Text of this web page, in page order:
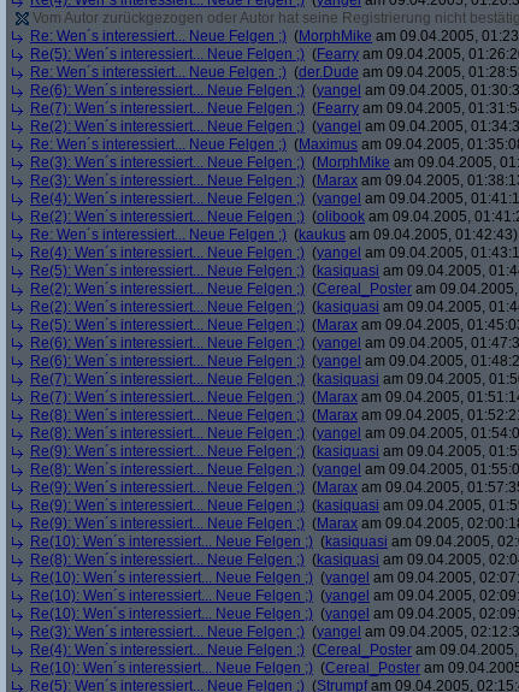
Vom Autor zurückgezogen oder Autor hat seine Registrierung nicht
Re: Wen´s interessiert... Neue Felgen ;) (MorphMike am 09.04.2005,
Re(5): Wen´s interessiert... Neue Felgen ;) (Fearry am 09.04.2005,
Re: Wen´s interessiert... Neue Felgen ;) (der.Dude am 09.04.2005,
Re(6): Wen´s interessiert... Neue Felgen ;) (yangel am 09.04.2005,
Re(7): Wen´s interessiert... Neue Felgen ;) (Fearry am 09.04.2005,
Re(2): Wen´s interessiert... Neue Felgen ;) (yangel am 09.04.2005,
Re: Wen´s interessiert... Neue Felgen ;) (Maximus am 09.04.2005,
Re(3): Wen´s interessiert... Neue Felgen ;) (MorphMike am 09.04.2005,
Re(3): Wen´s interessiert... Neue Felgen ;) (Marax am 09.04.2005,
Re(4): Wen´s interessiert... Neue Felgen ;) (yangel am 09.04.2005,
Re(2): Wen´s interessiert... Neue Felgen ;) (olibook am 09.04.2005,
Re: Wen´s interessiert... Neue Felgen ;) (kaukus am 09.04.2005, 01:42:43)
Re(4): Wen´s interessiert... Neue Felgen ;) (yangel am 09.04.2005,
Re(5): Wen´s interessiert... Neue Felgen ;) (kasiquasi am 09.04.2005,
Re(2): Wen´s interessiert... Neue Felgen ;) (Cereal_Poster am
Re(2): Wen´s interessiert... Neue Felgen ;) (kasiquasi am 09.04.2005,
Re(5): Wen´s interessiert... Neue Felgen ;) (Marax am 09.04.2005,
Re(6): Wen´s interessiert... Neue Felgen ;) (yangel am 09.04.2005,
Re(6): Wen´s interessiert... Neue Felgen ;) (yangel am 09.04.2005,
Re(7): Wen´s interessiert... Neue Felgen ;) (kasiquasi am 09.04.2005,
Re(7): Wen´s interessiert... Neue Felgen ;) (Marax am 09.04.2005,
Re(8): Wen´s interessiert... Neue Felgen ;) (Marax am 09.04.2005,
Re(8): Wen´s interessiert... Neue Felgen ;) (yangel am 09.04.2005,
Re(9): Wen´s interessiert... Neue Felgen ;) (kasiquasi am 09.04.2005,
Re(8): Wen´s interessiert... Neue Felgen ;) (yangel am 09.04.2005,
Re(9): Wen´s interessiert... Neue Felgen ;) (Marax am 09.04.2005,
Re(9): Wen´s interessiert... Neue Felgen ;) (kasiquasi am 09.04.2005,
Re(9): Wen´s interessiert... Neue Felgen ;) (Marax am 09.04.2005,
Re(10): Wen´s interessiert... Neue Felgen ;) (kasiquasi am 09.04.2005,
Re(8): Wen´s interessiert... Neue Felgen ;) (kasiquasi am 09.04.2005,
Re(10): Wen´s interessiert... Neue Felgen ;) (yangel am 09.04.2005,
Re(10): Wen´s interessiert... Neue Felgen ;) (yangel am 09.04.2005,
Re(10): Wen´s interessiert... Neue Felgen ;) (yangel am 09.04.2005,
Re(3): Wen´s interessiert... Neue Felgen ;) (yangel am 09.04.2005,
Re(4): Wen´s interessiert... Neue Felgen ;) (Cereal_Poster am
Re(10): Wen´s interessiert... Neue Felgen ;) (Cereal_Poster am
Re(5): Wen´s interessiert... Neue Felgen ;) (Strumpfam 09.04.2005,